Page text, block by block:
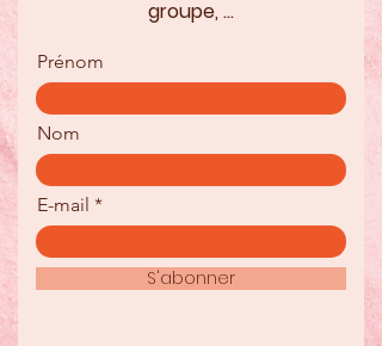
groupe, ...
Prénom
Nom
E-mail
S'abonner